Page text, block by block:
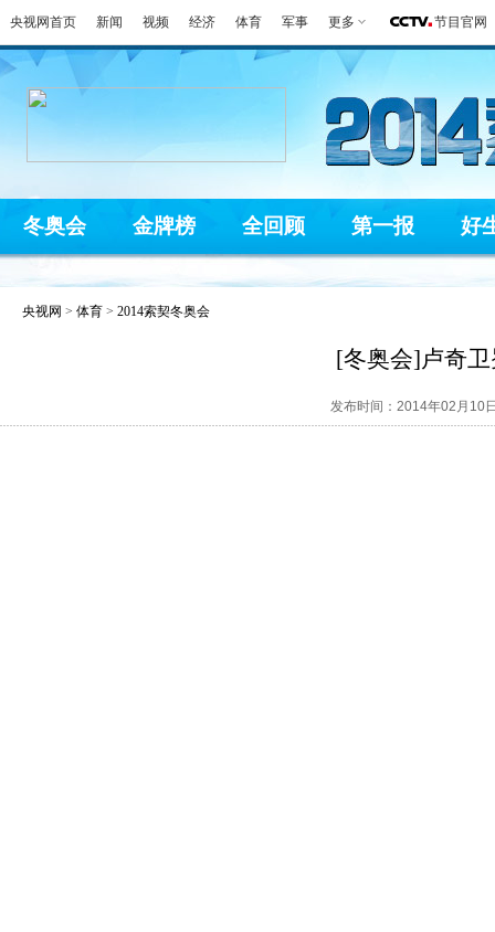
央视网首页 新闻 视频 经济 体育 军事 更多 节目官网
冬奥会 金牌榜 全回顾 第一报 好
央视网 > 体育 > 2014索契冬奥会
[冬奥会]卢奇
发布时间：2014年02月10